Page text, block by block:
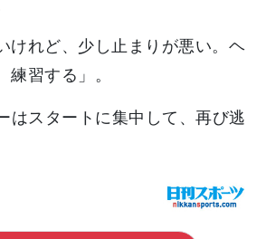
けれど、少し止まりが悪い。ヘ
練習する」。
はスタートに集中して、再び逃